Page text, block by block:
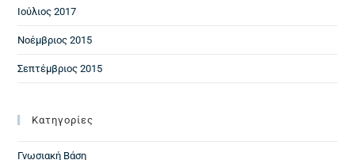
Ιούλιος 2017
Νοέμβριος 2015
Σεπτέμβριος 2015
Kατηγορίες
Γνωσιακή Βάση